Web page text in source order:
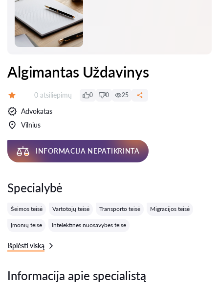
Algimantas Uždavinys
Atsiliepimų:
0 atsiliepimų 0 0 25
Advokatas
Vilnius
INFORMACIJA NEPATIKRINTA
Specialybė
Šeimos teisė Vartotojų teisė Transporto teisė Migracijos teisė
Įmonių teisė Intelektinės nuosavybės teisė
Išplėsti viską
Informacija apie specialistą